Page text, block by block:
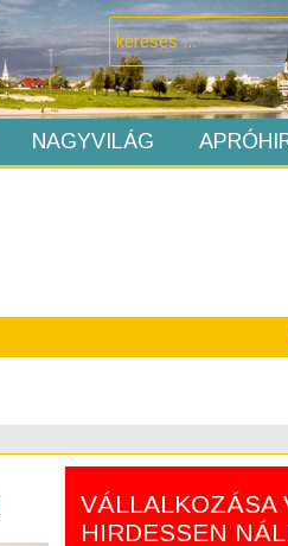
NAGYVILÁG
VÁLLALKOZÁSA
HIRDESSEN